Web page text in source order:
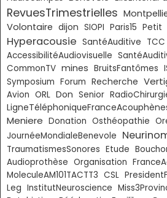
RevuesTrimestrielles
Volontaire dijon SIOPI Paris15 Petit
Hyperacousie SantéAuditive TCC
AccessibilitéAudiovisuelle
CommonTV mines BruitsFantômes
Symposium Forum Recherche
Avion ORL Don Senior
Meniere Donation Osthéopathie
JournéeMondialeBenevole
TraumatismesSonores Etude
Audioprothèse Organisation
MoleculeAM101TACTT3 CSL
Leg InstitutNeuroscience